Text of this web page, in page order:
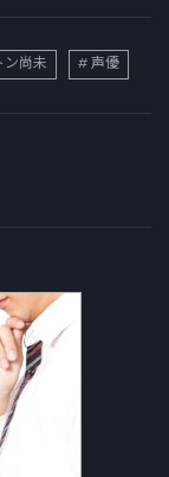
ン尚未 声優